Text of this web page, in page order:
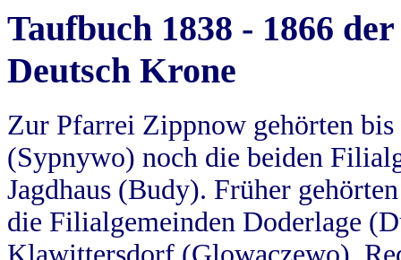
Taufbuch 1838 - 1866
Deutsch Krone
Zur Pfarrei Zippnow gehörten
(Sypnywo) noch die beiden
Jagdhaus (Budy). Früher
die Filialgemeinden Doderlage